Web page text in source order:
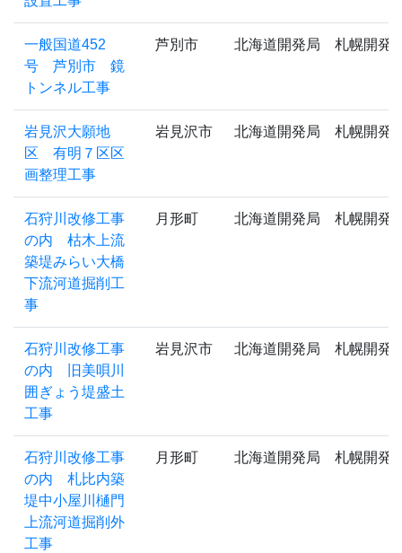
一般国道452
号 芦別市 鏡
トンネル工事
芦別市 北海道開発局 札幌開発
岩見沢大願地
区 有明７区区
画整理工事
岩見沢市 北海道開発局 札幌開発
石狩川改修工事
の内 枯木上流
築堤みらい大橋
下流河道掘削工
事
月形町 北海道開発局 札幌開発
石狩川改修工事
の内 旧美唄川
囲ぎょう堤盛土
工事
岩見沢市 北海道開発局 札幌開発
石狩川改修工事
の内 札比内築
堤中小屋川樋門
上流河道掘削外
工事
月形町 北海道開発局 札幌開発